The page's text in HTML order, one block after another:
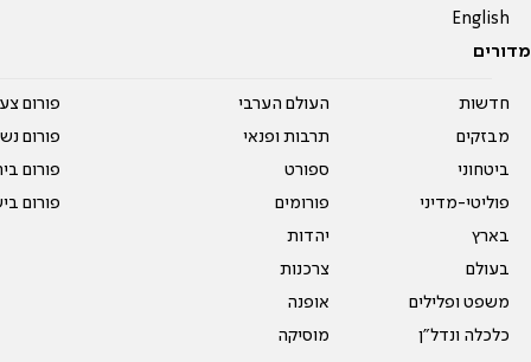
English
מדורים
חדשות
מבזקים
ביטחוני
פוליטי-מדיני
בארץ
בעולם
משפט ופלילים
כלכלה ונדל"ן
העולם הערבי
תרבות ופנאי
ספורט
פורומים
יהדות
צרכנות
אופנה
מוסיקה
פורום
פורום
פורום
פורום